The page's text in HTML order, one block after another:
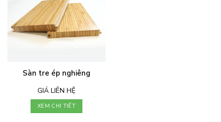
Sàn tre ép nghiêng
GIÁ LIÊN HỆ
XEM CHI TIẾT